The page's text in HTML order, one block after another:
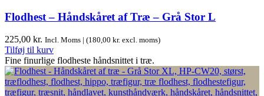
Flodhest – Håndskåret af Træ – Grå Stor L
225,00 kr. Incl. Moms | (180,00 kr. excl. moms)
Tilføj til kurv
Fine finurlige flodheste håndsnittet i træ.